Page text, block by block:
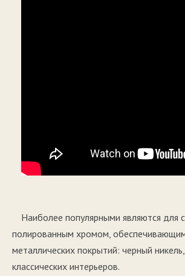
Наиболее популярными являются для
полированным хромом,
металлических покрытий: черный
классических интерьеров.